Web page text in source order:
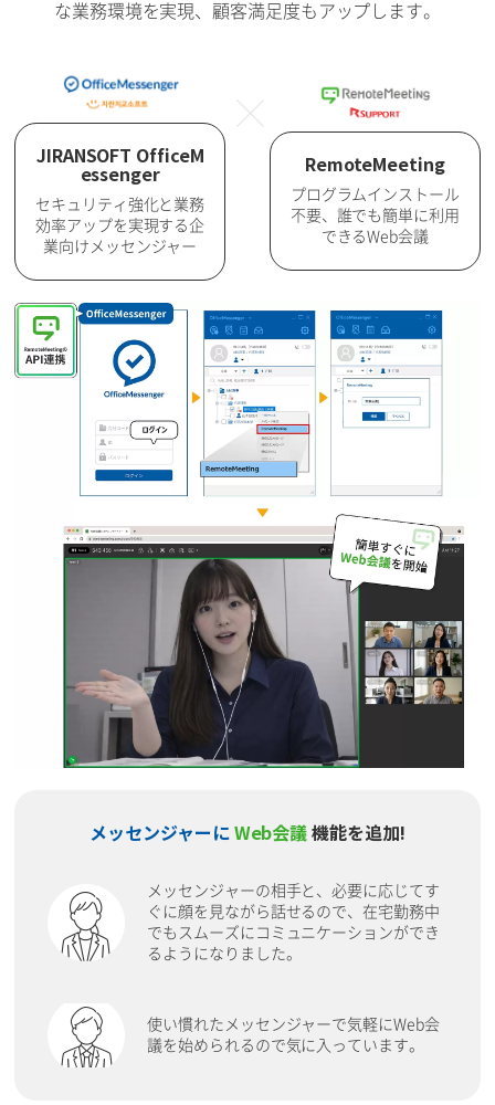
な業務環境を実現、顧客満足度もアップします。
JIRANSOFT OfficeM
essenger
セキュリティ強化と業務
効率アップを実現する企
業向けメッセンジャー
RemoteMeeting
プログラムインストール
不要、誰でも簡単に利用
できるWeb会議
メッセンジャーにWeb会議機能を追加!
メッセンジャーの相手と、必要に応じてす
ぐに顔を見ながら話せるので、在宅勤務中
でもスムーズにコミュニケーションができ
るようになりました。
使い慣れたメッセンジャーで気軽にWeb会
議を始められるので気に入っています。